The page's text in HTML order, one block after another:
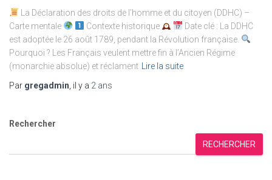
La Déclaration des droits de l’homme et du citoyen (DDHC) –
Carte mentale
Contexte historique
Date clé : La DDHC
est adoptée le 26 août 1789, pendant la Révolution française.
Pourquoi ? Les Français veulent mettre fin à l’Ancien Régime
(monarchie absolue) et réclament
Lire la suite
Par gregadmin , il y a 2 ans
Rechercher
RECHERCHER